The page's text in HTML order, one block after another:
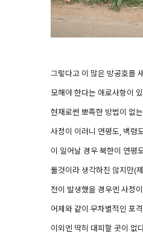
그렇다고 이 많은 방공호를
모해야 한다는 애로사항이
현재로썬 뽀족한 방법이 없
사정이 이러니 연평도, 백령
이 일어날 경우 북한이 연평
둘것이라 생각하진 않지만(
전이 발생했을 경우엔 사정
어제와 같이 무차별적인 포
이외엔 딱히 대피할 곳이 없